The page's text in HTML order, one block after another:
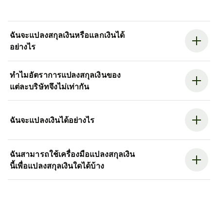
ฉันจะแปลงสกุลเงินหรือแลกเงินได้
อย่างไร
ทำไมอัตราการแปลงสกุลเงินของ
แต่ละบริษัทจึงไม่เท่ากัน
ฉันจะแปลงเงินได้อย่างไร
ฉันสามารถใช้เครื่องมือแปลงสกุลเงิน
นี้เพื่อแปลงสกุลเงินใดได้บ้าง